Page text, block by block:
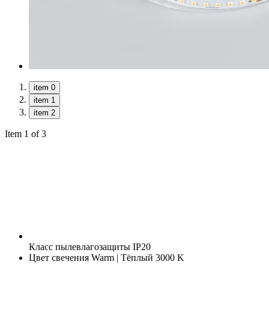
item 0
item 1
item 2
Item 1 of 3
Класс пылевлагозащиты IP20
Цвет свечения Warm | Тёплый 3000 K